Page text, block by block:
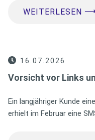
WEITERLESEN
16.07.2026
Vorsicht vor Links
Ein langjähriger Kunde
erhielt im Februar eine